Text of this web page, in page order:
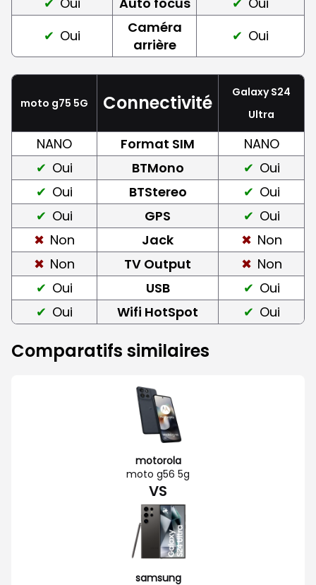
Oui
Caméra
arrière
Oui
moto g75 5G Connectivité
Galaxy S24
Ultra
NANO Format SIM
NANO
Oui
BTMono
Oui
Oui
BTStereo
Oui
Oui
GPS
Oui
Non
Jack
Non
Non
TV Output
Non
Oui
USB
Oui
Oui
Wifi HotSpot Oui
Comparatifs similaires
motorola
moto g56 5g
VS
samsung